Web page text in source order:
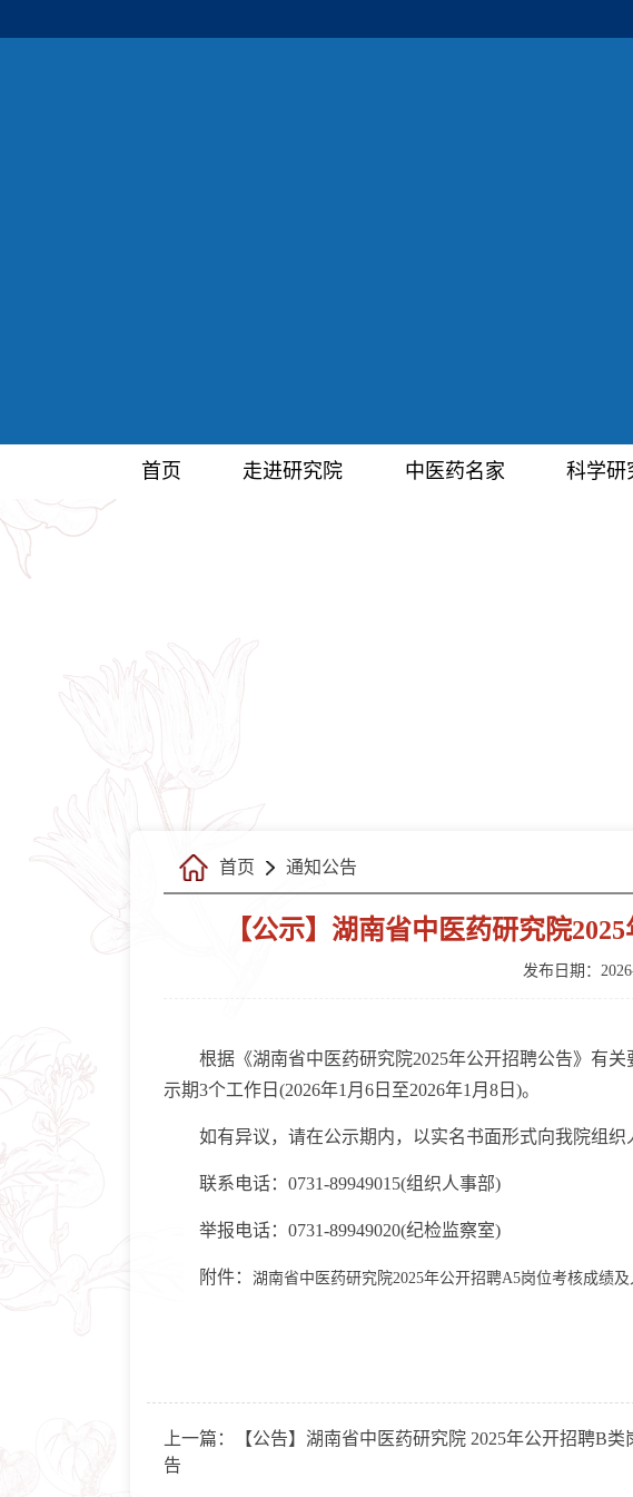
首页 走进研究院 中医药名家 科学研
首页 通知公告
【公示】湖南省中医药研究院
发布日期：
根据《湖南省中医药研究院2025年公开招聘公告》有关
示期3个工作日(2026年1月6日至2026年1月8日)。
如有异议，请在公示期内，以实名书面形式向我院组织
联系电话：0731-89949015(组织人事部)
举报电话：0731-89949020(纪检监察室)
附件： 湖南省中医药研究院2025年公开招聘A5岗位考核成绩
上一篇：
【公告】湖南省中医药研究院 2025年公开招聘B类
告